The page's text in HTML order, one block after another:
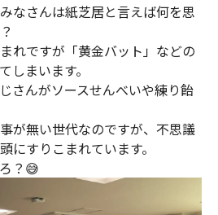
なさんは紙芝居と言えば何を思
れですが「黄金バット」などの
しまいます。
さんがソースせんべいや練り飴
が無い世代なのですが、不思議
にすりこまれています。
？😅